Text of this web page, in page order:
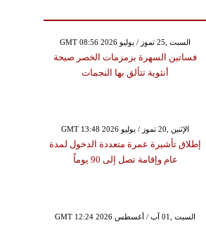
GMT 08:56 2026 السبت ,25 تموز / يوليو
فساتين السهرة بزمزمات الخصر صيحة
أنثوية تتألق بها النجمات
GMT 13:48 2026 الإثنين ,20 تموز / يوليو
إطلاق تأشيرة عمرة متعددة الدخول لمدة
عام وإقامة تصل إلى 90 يوماً
GMT 12:24 2026 السبت ,01 آب / أغسطس